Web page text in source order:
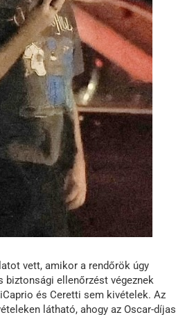
vett, amikor a rendőrök úgy
biztonsági ellenőrzést végeznek
és Ceretti sem kivételek. Az
látható, ahogy az Oscar-díjas